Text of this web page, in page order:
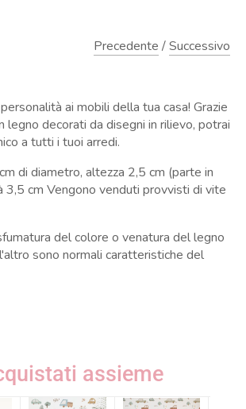
Precedente /Successivo
ai mobili della tua casa! Grazie
legno decorati da disegni in rilievo, potrai
a tutti i tuoi arredi.
di diametro, altezza 2,5 cm (parte in
3,5 cm Vengono venduti provvisti di vite
del colore o venatura del legno
sono normali caratteristiche del
assieme